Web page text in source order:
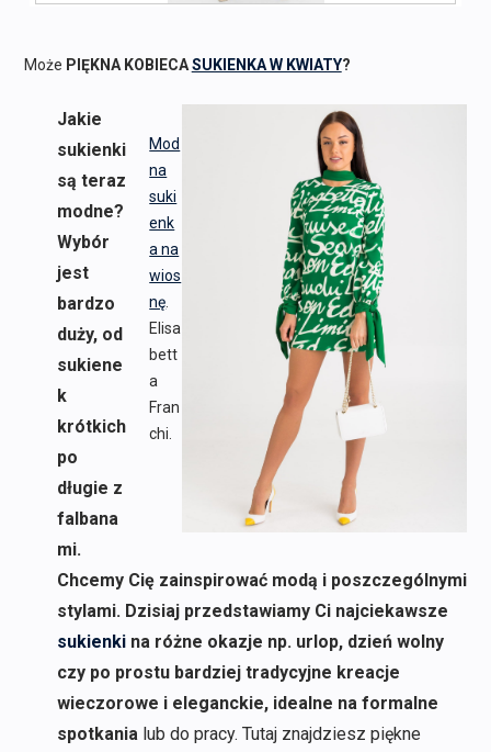
Może PIĘKNA KOBIECASUKIENKA W KWIATY?
Mod
na
suki
enk
a na
wios
nę
Elisa
bett
a
Fran
chi.
Jakie
sukienki
są teraz
modne?
Wybór
jest
bardzo
duży, od
sukiene
k
krótkich
po
długie z
falbana
mi.
Chcemy Cię zainspirować modą i poszczególnymi
stylami. Dzisiaj przedstawiamy Ci najciekawsze
sukienkina różne okazje np. urlop, dzień wolny
czy po prostu bardziej tradycyjne kreacje
wieczorowe i eleganckie, idealne na formalne
spotkania lub do pracy. Tutaj znajdziesz piękne